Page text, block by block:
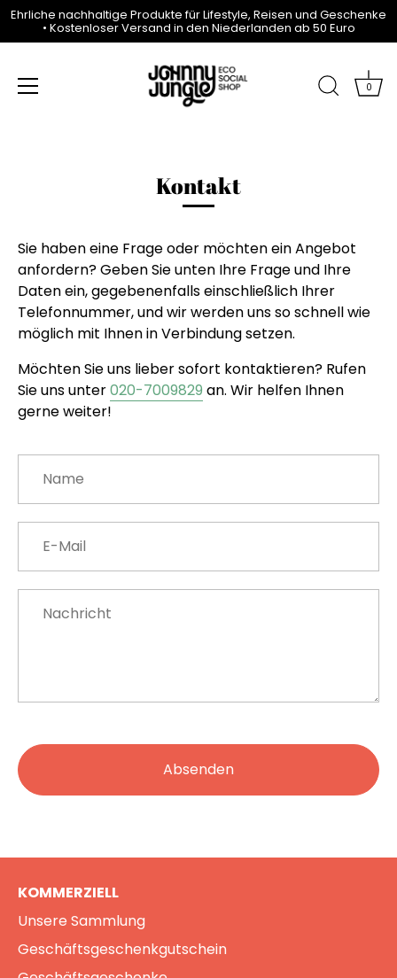
Ehrliche nachhaltige Produkte für Lifestyle, Reisen und Geschenke
• Kostenloser Versand in den Niederlanden ab 50 Euro
0
Kontakt
Sie haben eine Frage oder möchten ein Angebot
anfordern?Geben Sie unten Ihre Frage und Ihre
Daten ein, gegebenenfalls einschließlich Ihrer
Telefonnummer, und wir werden uns so schnell wie
möglich mit Ihnen in Verbindung setzen.
Möchten Sie uns lieber sofort kontaktieren? Rufen
Sie uns unter020-7009829 an. Wir helfen Ihnen
gerne weiter!
KOMMERZIELL
Unsere Sammlung
Geschäftsgeschenkgutschein